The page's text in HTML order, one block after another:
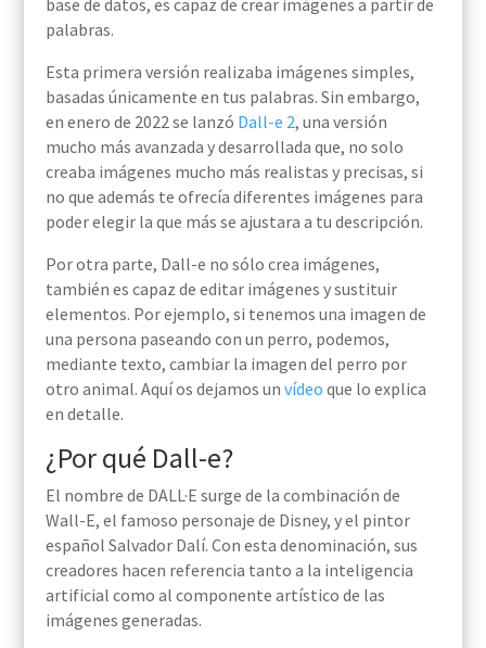
base de datos, es capaz de crear imágenes a partir de
palabras.
Esta primera versión realizaba imágenes simples,
basadas únicamente en tus palabras. Sin embargo,
en enero de 2022 se lanzó Dall-e 2, una versión
mucho más avanzada y desarrollada que, no solo
creaba imágenes mucho más realistas y precisas, si
no que además te ofrecía diferentes imágenes para
poder elegir la que más se ajustara a tu descripción.
Por otra parte, Dall-e no sólo crea imágenes,
también es capaz de editar imágenes y sustituir
elementos. Por ejemplo, si tenemos una imagen de
una persona paseando con un perro, podemos,
mediante texto, cambiar la imagen del perro por
otro animal. Aquí os dejamos un vídeo que lo explica
en detalle.
¿Por qué Dall-e?
El nombre de DALL·E surge de la combinación de
Wall-E, el famoso personaje de Disney, y el pintor
español Salvador Dalí. Con esta denominación, sus
creadores hacen referencia tanto a la inteligencia
artificial como al componente artístico de las
imágenes generadas.